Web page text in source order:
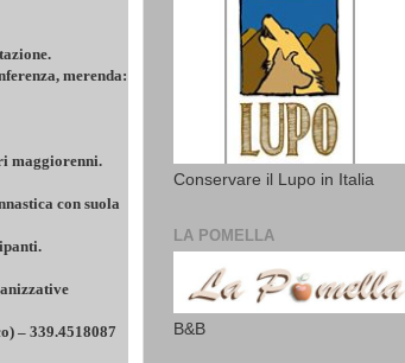
merenda:
maggiorenni.
con suola
– 339.4518087
Conservare il Lupo in Italia
LA POMELLA
B&B